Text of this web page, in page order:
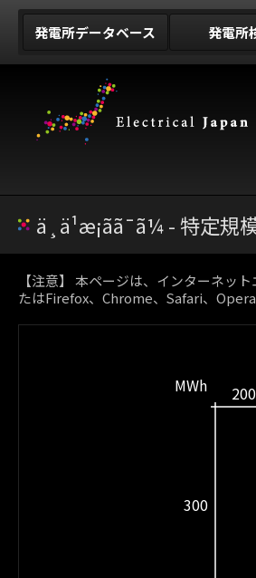
発電所データベース 発電所
ä¸­ä¹æ¡ãã¯ã¼ - 特
【注意】 本ページは、インターネ
たはFirefox、Chrome、Safari、
300
MWh